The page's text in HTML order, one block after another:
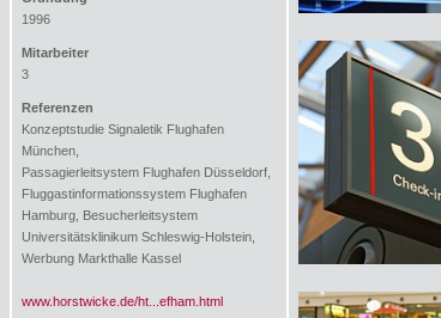
1996
Mitarbeiter
3
Referenzen
Konzeptstudie Signaletik Flughafen
München,
Passagierleitsystem Flughafen Düsseldorf,
Fluggastinformationssystem Flughafen
Hamburg, Besucherleitsystem
Universitätsklinikum Schleswig-Holstein,
Werbung Markthalle Kassel
www.horstwicke.de/ht...efham.html